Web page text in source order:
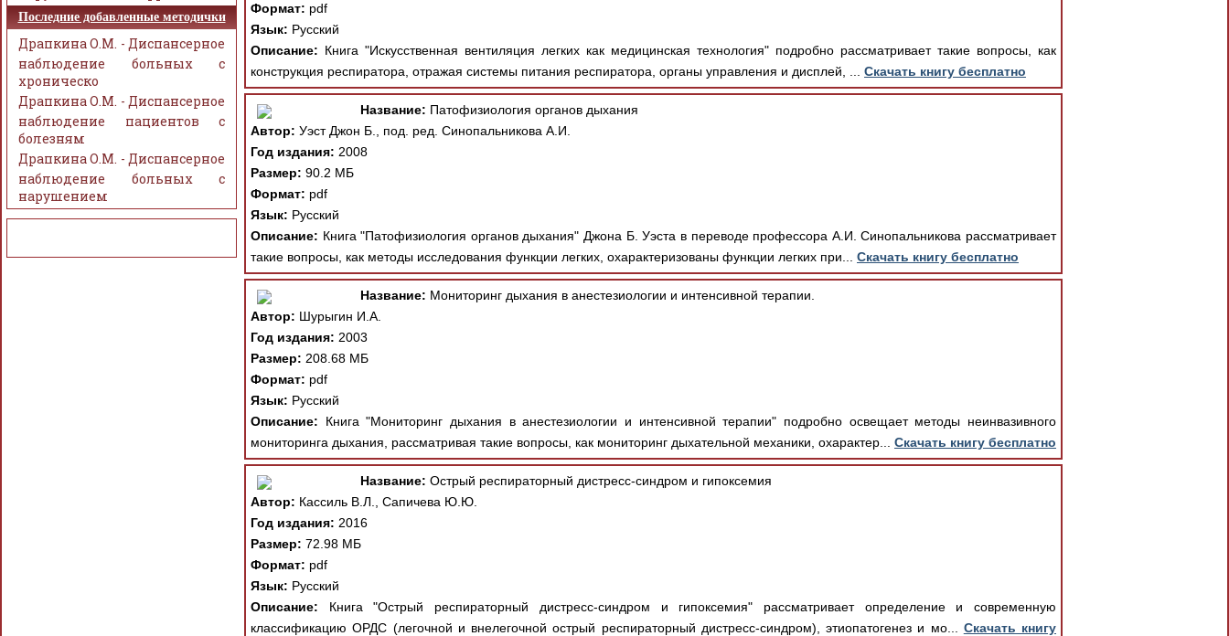
Формат: pdf
Язык: Русский
Описание: Книга "Искусственная вентиляция легких как медицинская технология" подробно рассматривает такие вопросы, как
конструкция респиратора, отражая системы питания респиратора, органы управления и дисплей, ... Скачать книгу бесплатно
Название: Патофизиология органов дыхания
Автор: Уэст Джон Б., под. ред. Синопальникова А.И.
Год издания: 2008
Размер: 90.2 МБ
Формат: pdf
Язык: Русский
Описание: Книга "Патофизиология органов дыхания" Джона Б. Уэста в переводе профессора А.И. Синопальникова рассматривает
такие вопросы, как методы исследования функции легких, охарактеризованы функции легких при... Скачать книгу бесплатно
Название: Мониторинг дыхания в анестезиологии и интенсивной терапии.
Автор: Шурыгин И.А.
Год издания: 2003
Размер: 208.68 МБ
Формат: pdf
Язык: Русский
Описание: Книга "Мониторинг дыхания в анестезиологии и интенсивной терапии" подробно освещает методы неинвазивного
мониторинга дыхания, рассматривая такие вопросы, как мониторинг дыхательной механики, охарактер... Скачать книгу бесплатно
Название: Острый респираторный дистресс-синдром и гипоксемия
Автор: Кассиль В.Л., Сапичева Ю.Ю.
Год издания: 2016
Размер: 72.98 МБ
Формат: pdf
Язык: Русский
Описание: Книга "Острый респираторный дистресс-синдром и гипоксемия" рассматривает определение и современную
классификацию ОРДС (легочной и внелегочной острый респираторный дистресс-синдром), этиопатогенез и мо... Скачать книгу
Последние добавленные методички
Драпкина О.М. - Диспансерное
наблюдение больных с
хроническо
Драпкина О.М. - Диспансерное
наблюдение пациентов с
болезням
Драпкина О.М. - Диспансерное
наблюдение больных с
нарушением